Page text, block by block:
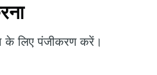
के लिए पंजीकरण करें।